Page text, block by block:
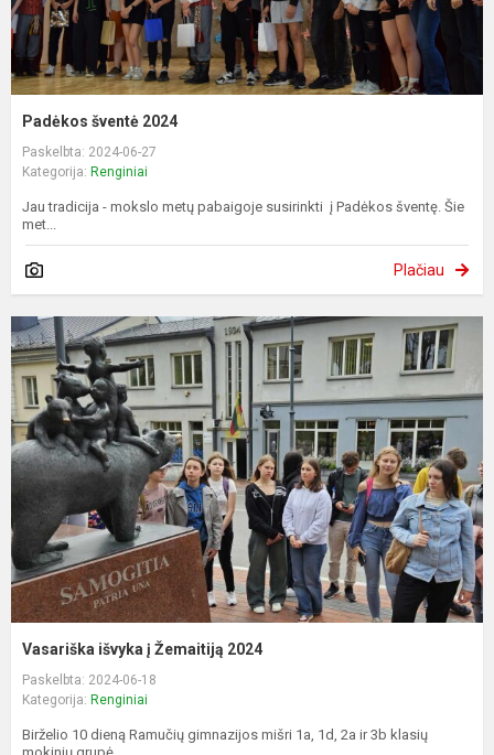
Padėkos šventė 2024
Paskelbta: 2024-06-27
Kategorija: Renginiai
Jau tradicija - mokslo metų pabaigoje susirinkti į Padėkos šventę. Šie
met...
Plačiau
Vasariška išvyka į Žemaitiją 2024
Paskelbta: 2024-06-18
Kategorija: Renginiai
Birželio 10 dieną Ramučių gimnazijos mišri 1a, 1d, 2a ir 3b klasių